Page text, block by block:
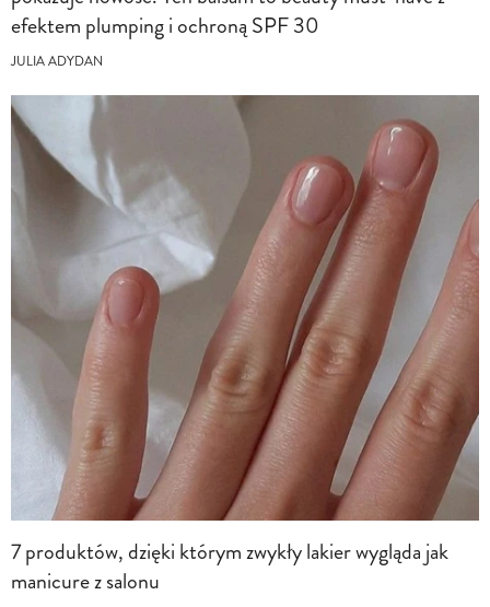
efektem plumping i ochroną SPF 30
JULIA ADYDAN
7 produktów, dzięki którym zwykły lakier wygląda jak
manicure z salonu